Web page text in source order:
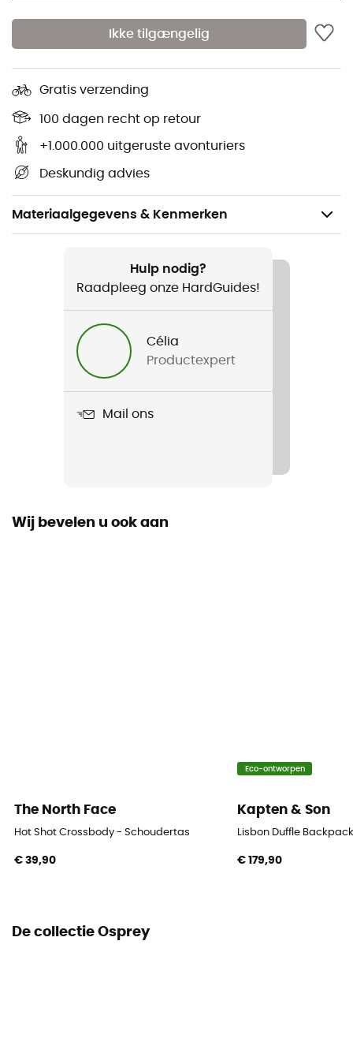
Ikke tilgængelig
Gratis verzending
100 dagen recht op retour
+1.000.000 uitgeruste avonturiers
Deskundig advies
Materiaalgegevens & Kenmerken
Heren / Dames
Hulp nodig?
Raadpleeg onze HardGuides!
Célia
Productexpert
Mail ons
Wij bevelen u ook aan
The North Face
Hot Shot Crossbody - Schoudertas
€ 39,90
Eco-ontworpen
Kapten & Son
Lisbon Duffle
€ 179,90
De collectie Osprey